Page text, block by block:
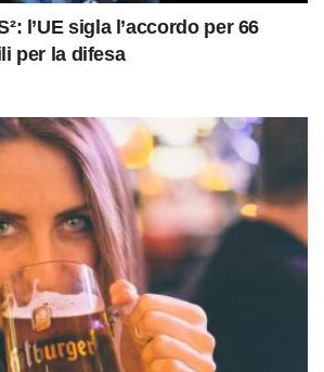
l’UE sigla l’accordo per 66
per la difesa